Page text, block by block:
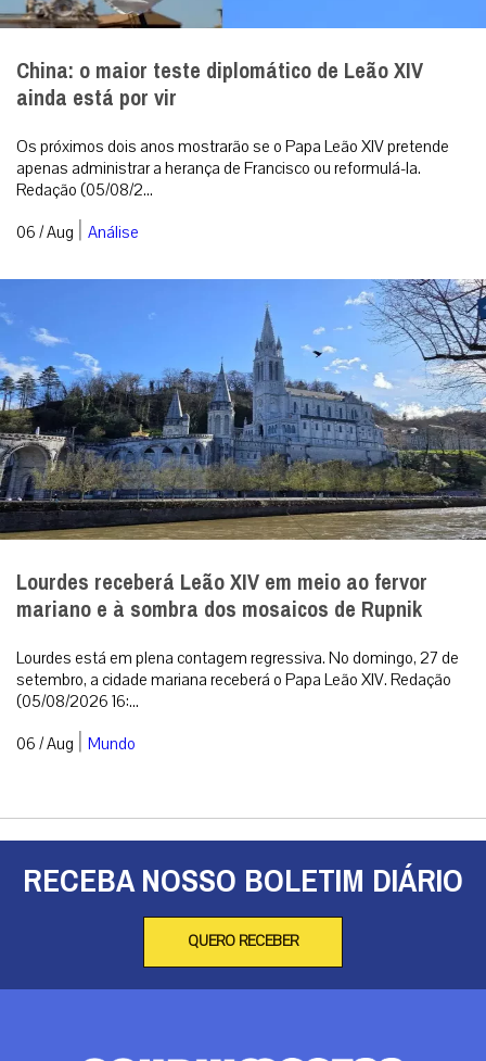
China: o maior teste diplomático de Leão XIV
ainda está por vir
Os próximos dois anos mostrarão se o Papa Leão XIV pretende
apenas administrar a herança de Francisco ou reformulá-la.
Redação (05/08/2...
06 / Aug | Análise
Lourdes receberá Leão XIV em meio ao fervor
mariano e à sombra dos mosaicos de Rupnik
Lourdes está em plena contagem regressiva. No domingo, 27 de
setembro, a cidade mariana receberá o Papa Leão XIV. Redação
(05/08/2026 16:...
06 / Aug | Mundo
RECEBA NOSSO BOLETIM DIÁRIO
QUERO RECEBER